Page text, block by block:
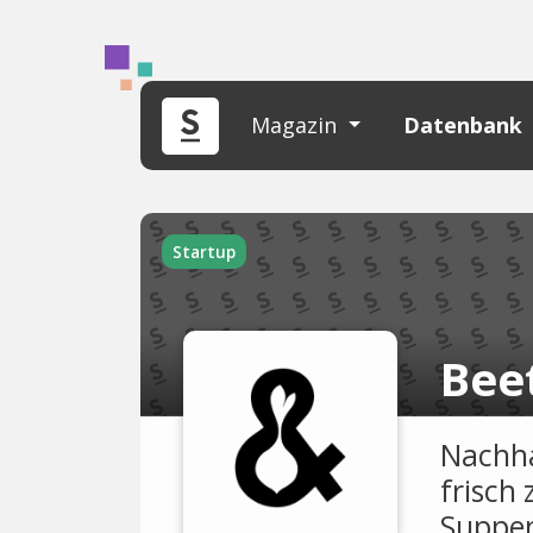
Magazin Datenbank
Startup
frisch